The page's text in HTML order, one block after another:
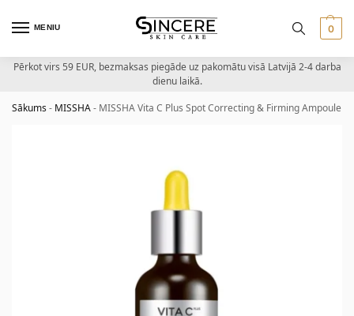
MENIU 0
Pērkot virs 59 EUR, bezmaksas piegāde uz pakomātu visā Latvijā 2-4 darba
dienu laikā.
Sākums- MISSHA- MISSHA Vita C Plus Spot Correcting & Firming Ampoule